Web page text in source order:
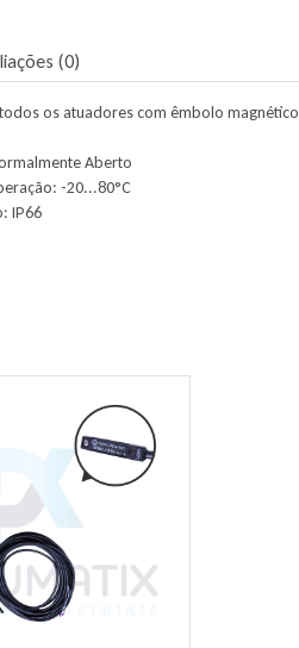
(0)
os atuadores com êmbolo magnético
Aberto
-20...80°C
IP66